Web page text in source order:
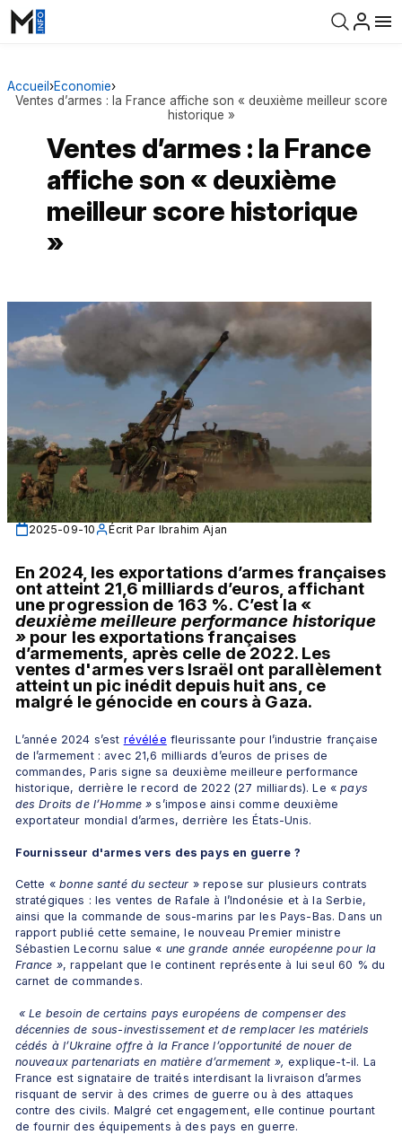
Accueil ›Economie›
Ventes d’armes : la France affiche son « deuxième meilleur score
historique »
Ventes d’armes : la France
affiche son « deuxième
meilleur score historique
»
2025-09-10 Écrit Par Ibrahim Ajan
En 2024, les exportations d’armes françaises
ont atteint 21,6 milliards d’euros, affichant
deuxième meilleure performance historique
» pour les exportations françaises
d’armements, après celle de 2022. Les
ventes d'armes vers Israël ont parallèlement
atteint un pic inédit depuis huit ans, ce
malgré le génocide en cours à Gaza.
L’année 2024 s’est révélée fleurissante pour l’industrie française
de l’armement : avec 21,6 milliards d’euros de prises de
commandes, Paris signe sa deuxième meilleure performance
historique, derrière le record de 2022 (27 milliards). Le « pays
des Droits de l’Homme » s’impose ainsi comme deuxième
exportateur mondial d’armes, derrière les États-Unis.
Fournisseur d'armes vers des pays en guerre ?
Cette « bonne santé du secteur » repose sur plusieurs contrats
stratégiques : les ventes de Rafale à l’Indonésie et à la Serbie,
ainsi que la commande de sous-marins par les Pays-Bas. Dans un
rapport publié cette semaine, le nouveau Premier ministre
Sébastien Lecornu salue « une grande année européenne pour la
France », rappelant que le continent représente à lui seul 60 % du
carnet de commandes.
décennies de sous-investissement et de remplacer les matériels
cédés à l’Ukraine offre à la France l’opportunité de nouer de
nouveaux partenariats en matière d’armement », explique-t-il. La
France est signataire de traités interdisant la livraison d’armes
risquant de servir à des crimes de guerre ou à des attaques
contre des civils. Malgré cet engagement, elle continue pourtant
de fournir des équipements à des pays en guerre.